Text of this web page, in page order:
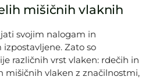
mišičnih vlaknih
svojim nalogam in
Zato so
različnih vrst vlaken: rdečih in
mišičnih vlaken z značilnostmi,